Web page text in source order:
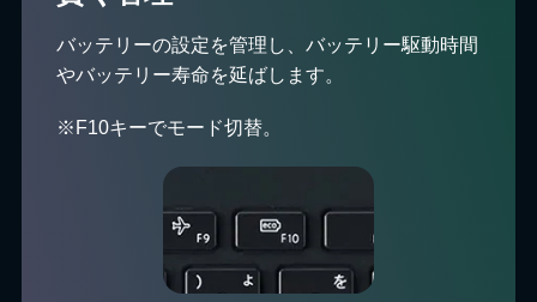
バッテリーの設定を管理し、バッテリー駆動時間
やバッテリー寿命を延ばします。
※F10キーでモード切替。